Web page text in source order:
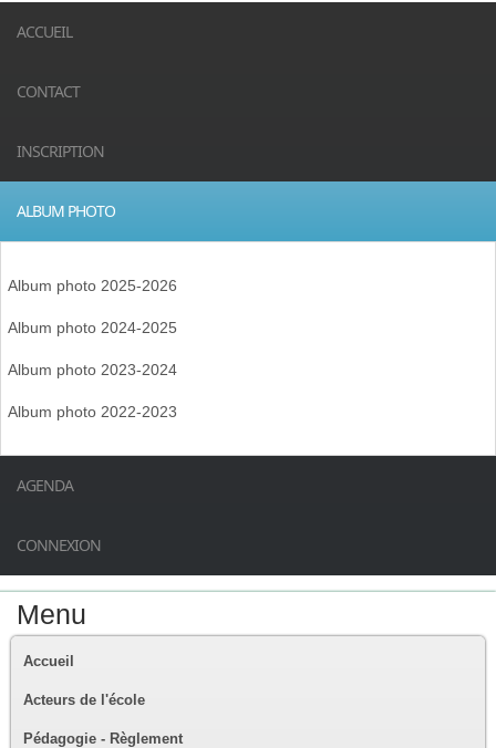
ACCUEIL
CONTACT
INSCRIPTION
ALBUM PHOTO
Album photo 2025-2026
Album photo 2024-2025
Album photo 2023-2024
Album photo 2022-2023
AGENDA
CONNEXION
Menu
Accueil
Acteurs de l'école
Pédagogie - Règlement